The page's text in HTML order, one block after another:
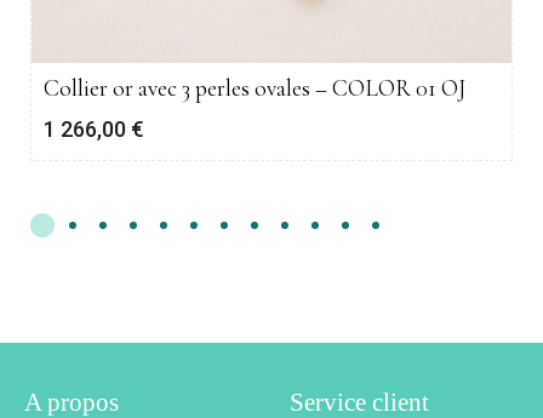
Collier or avec 3 perles ovales – COLOR 01 OJ
1 266,00 €
A propos Service client